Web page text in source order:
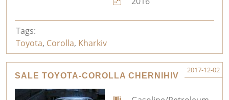
Tags:
Toyota, Corolla, Kharkiv
SALE TOYOTA-COROLLA CHERNIHIV
2017-12-02